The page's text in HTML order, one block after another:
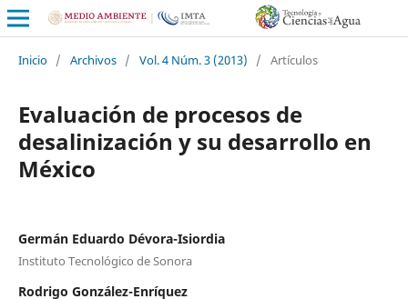
Inicio / Archivos / Vol. 4 Núm. 3 (2013) / Artículos
Evaluación de procesos de
desalinización y su desarrollo en
México
Germán Eduardo Dévora-Isiordia
Instituto Tecnológico de Sonora
Rodrigo González-Enríquez